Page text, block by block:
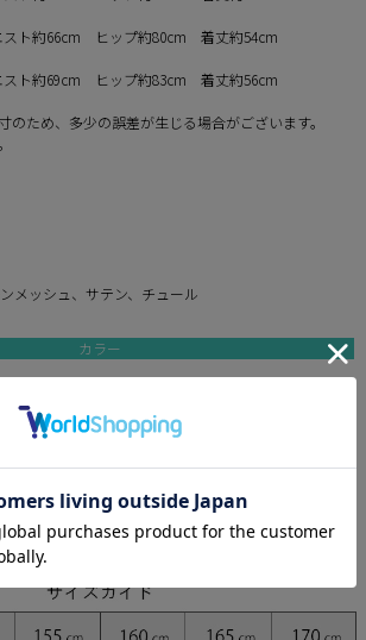
ト約66cm ヒップ約80cm 着丈約54cm
ト約69cm ヒップ約83cm 着丈約56cm
ため、多少の誤差が生じる場合がございます。
メッシュ、サテン、チュール
カラー
Sサイズ 如月れい 身長156cm/Sサイズ